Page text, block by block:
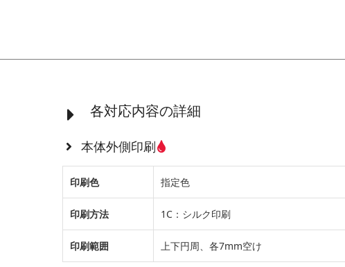
各対応内容の詳細
本体外側印刷
印刷色 指定色
印刷方法 1C：シルク印刷
印刷範囲 上下円周、各7mm空け